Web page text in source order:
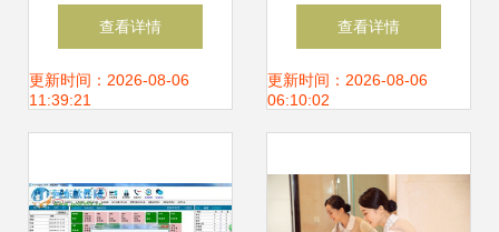
与环保并重，重塑
酒店用品新标杆
查看详情
更新时间：2026-08-06
11:39:21
店管理学院 开启酒
店管理职业之路
查看详情
更新时间：2026-08-06
06:10:02